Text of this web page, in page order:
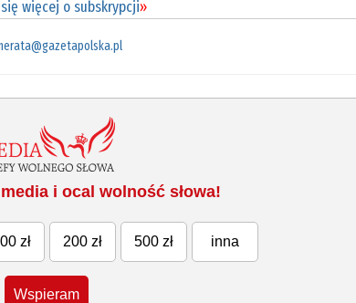
więcej o subskrypcji»
i ocal wolność słowa!
zł 200 zł 500 zł inna
Wspieram